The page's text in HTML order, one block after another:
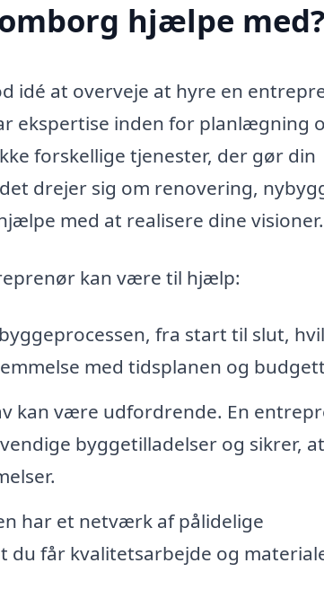
hjælpe med?
idé at overveje at hyre en
ekspertise inden for planlægning
forskellige tjenester, der gør din
drejer sig om renovering,
med at realisere dine visioner.
kan være til hjælp:
fra start til slut,
med tidsplanen og
kan være udfordrende. En
byggetilladelser og sikrer,
har et netværk af pålidelige
du får kvalitetsarbejde og